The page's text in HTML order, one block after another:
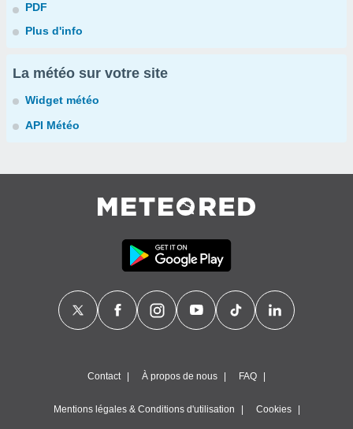
PDF
Plus d'info
La météo sur votre site
Widget météo
API Météo
Contact À propos de nous FAQ
Mentions légales & Conditions d'utilisation Cookies